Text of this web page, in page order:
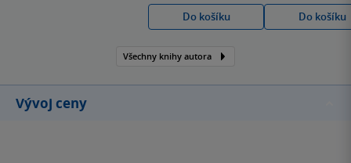
proti němu slabý odvar,
hluboké…
Do košíku
Do košíku
Všechny knihy autora
Vývoj ceny